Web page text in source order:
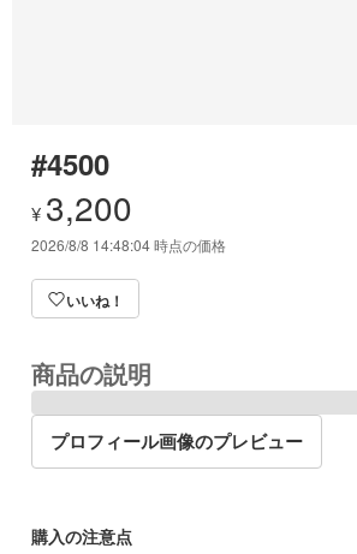
#4500
¥ 3,200
2026/8/8 14:48:04時点の価格
いいね！
商品の説明
プロフィール画像のプレビュー
購入の注意点